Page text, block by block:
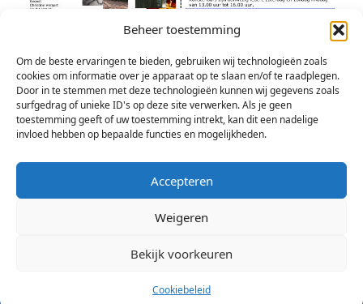
Beheer toestemming
Om de beste ervaringen te bieden, gebruiken wij technologieën zoals
cookies om informatie over je apparaat op te slaan en/of te raadplegen.
Door in te stemmen met deze technologieën kunnen wij gegevens zoals
surfgedrag of unieke ID's op deze site verwerken. Als je geen
toestemming geeft of uw toestemming intrekt, kan dit een nadelige
invloed hebben op bepaalde functies en mogelijkheden.
Accepteren
Weigeren
Bekijk voorkeuren
Cookiebeleid
U wordt van harte uitgenodigd te komen kijken en
luisteren, de toegang is gratis.
Facebook Heerlijke Kunst
Website Heerlijke Kunst
© 2026 Stichting Arsis Kunst en Societeit